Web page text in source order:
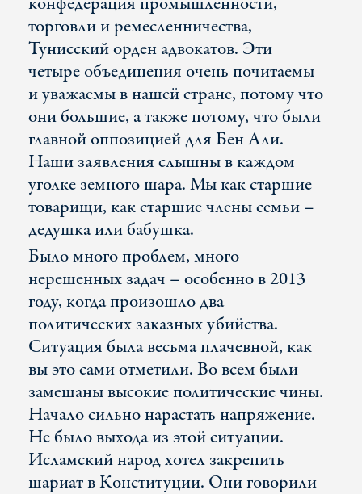
торговли и ремесленничества,
Тунисский орден адвокатов. Эти
четыре объединения очень почитаемы
и уважаемы в нашей стране, потому что
они большие, а также потому, что были
главной оппозицией для Бен Али.
Наши заявления слышны в каждом
уголке земного шара. Мы как старшие
товарищи, как старшие члены семьи –
дедушка или бабушка.
Было много проблем, много
нерешенных задач – особенно в 2013
году, когда произошло два
политических заказных убийства.
Ситуация была весьма плачевной, как
вы это сами отметили. Во всем были
замешаны высокие политические чины.
Начало сильно нарастать напряжение.
Не было выхода из этой ситуации.
Исламский народ хотел закрепить
шариат в Конституции. Они говорили